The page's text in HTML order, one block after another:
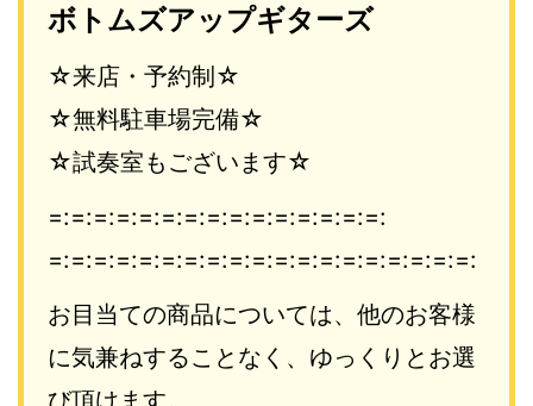
ボトムズアップギターズ
☆来店・予約制☆
☆無料駐車場完備☆
☆試奏室もございます☆
=:=:=:=:=:=:=:=:=:=:=:=:=:=:=:
=:=:=:=:=:=:=:=:=:=:=:=:=:=:=:=:=:=:=:
お目当ての商品については、他のお客様
に気兼ねすることなく、ゆっくりとお選
び頂けます。